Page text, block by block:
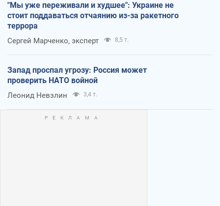
"Мы уже переживали и худшее": Украине не
стоит поддаваться отчаянию из-за ракетного
террора
Сергей Марченко, эксперт 8,5 т.
Запад проспал угрозу: Россия может
проверить НАТО войной
Леонид Невзлин 3,4 т.